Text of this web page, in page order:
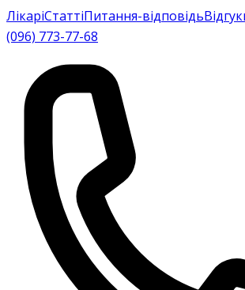
ЛікаріСтаттіПитання-відповідь
(096) 773-77-68